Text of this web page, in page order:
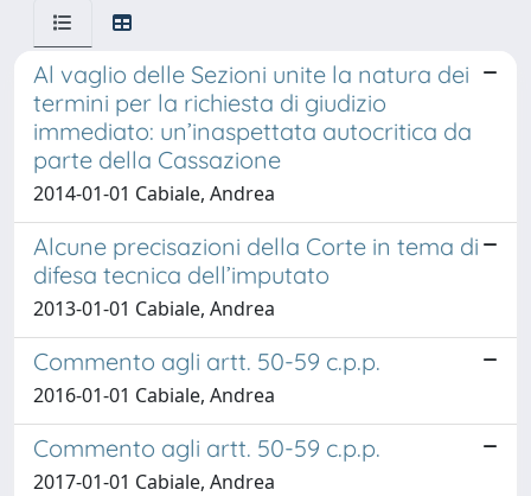
Al vaglio delle Sezioni unite la natura dei
termini per la richiesta di giudizio
immediato: un’inaspettata autocritica da
parte della Cassazione
2014-01-01 Cabiale, Andrea
Alcune precisazioni della Corte in tema di
difesa tecnica dell’imputato
2013-01-01 Cabiale, Andrea
Commento agli artt. 50-59 c.p.p.
2016-01-01 Cabiale, Andrea
Commento agli artt. 50-59 c.p.p.
2017-01-01 Cabiale, Andrea